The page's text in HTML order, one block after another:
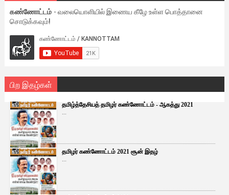
கண்ணோட்டம் - வலையொளியில் இணைய கீழே உள்ள பொத்தானை
சொடுக்கவும்!
பிற இதழ்கள்
தமிழ்த்தேசியத் தமிழர் கண்ணோட்டம் - ஆகத்து 2021
...
தமிழர் கண்ணோட்டம் 2021 சூன் இதழ்
...